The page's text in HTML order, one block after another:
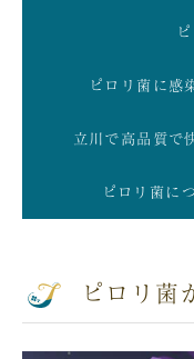
ピロリ菌に感
立川で高品質で
ピロリ菌に
ピロリ菌